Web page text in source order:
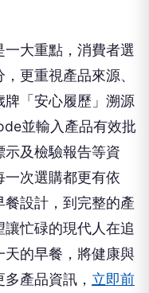
大重點，消費者選
更重視產品來源、
牌「安心履歷」溯源
並輸入產品有效批
及檢驗報告等資
次選購都更有依
設計，到完整的產
忙碌的現代人在追
的早餐，將健康與
多產品資訊， 立即前